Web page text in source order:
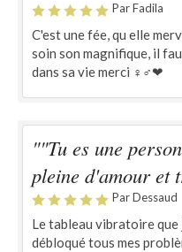
Par Fadila
C'est une fée, qu elle
soin son magnifique, il
dans sa vie merci ‍♀️‍♂️❤
""Tu es une
pleine d'amour et
Par Dessaud
Le tableau vibratoire que
débloqué tous mes